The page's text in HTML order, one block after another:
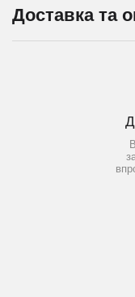
Доставка та